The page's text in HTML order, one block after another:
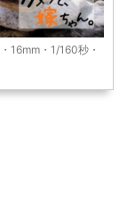
・16mm・1/160秒・